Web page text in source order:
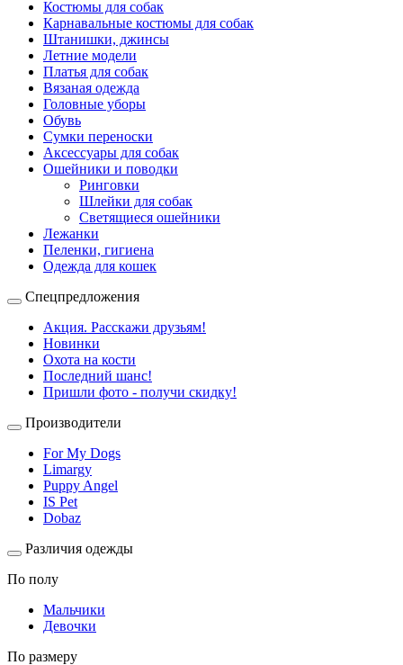
Костюмы для собак
Карнавальные костюмы для собак
Штанишки, джинсы
Летние модели
Платья для собак
Вязаная одежда
Головные уборы
Обувь
Сумки переноски
Аксессуары для собак
Ошейники и поводки
Ринговки
Шлейки для собак
Светящиеся ошейники
Лежанки
Пеленки, гигиена
Одежда для кошек
Спецпредложения
Акция. Расскажи друзьям!
Новинки
Охота на кости
Последний шанс!
Пришли фото - получи скидку!
Производители
For My Dogs
Limargy
Puppy Angel
IS Pet
Dobaz
Различия одежды
По полу
Мальчики
Девочки
По размеру